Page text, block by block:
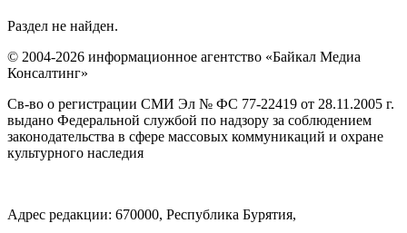
Раздел не найден.
© 2004-2026 информационное агентство «Байкал Медиа
Консалтинг»
Св-во о регистрации СМИ Эл № ФС 77-22419 от 28.11.2005 г.
выдано Федеральной службой по надзору за соблюдением
законодательства в сфере массовых коммуникаций и охране
культурного наследия
Адрес редакции: 670000, Республика Бурятия,